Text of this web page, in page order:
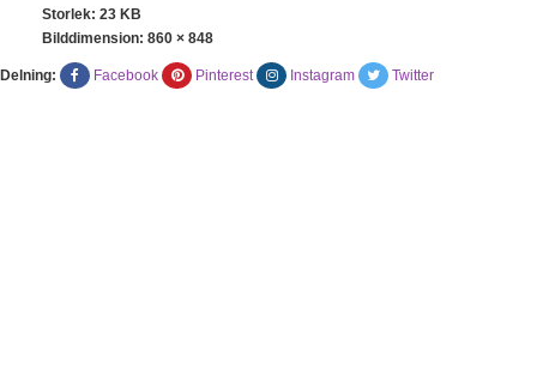
Storlek: 23 KB
Bilddimension: 860 × 848
Delning: Facebook Pinterest Instagram Twitter